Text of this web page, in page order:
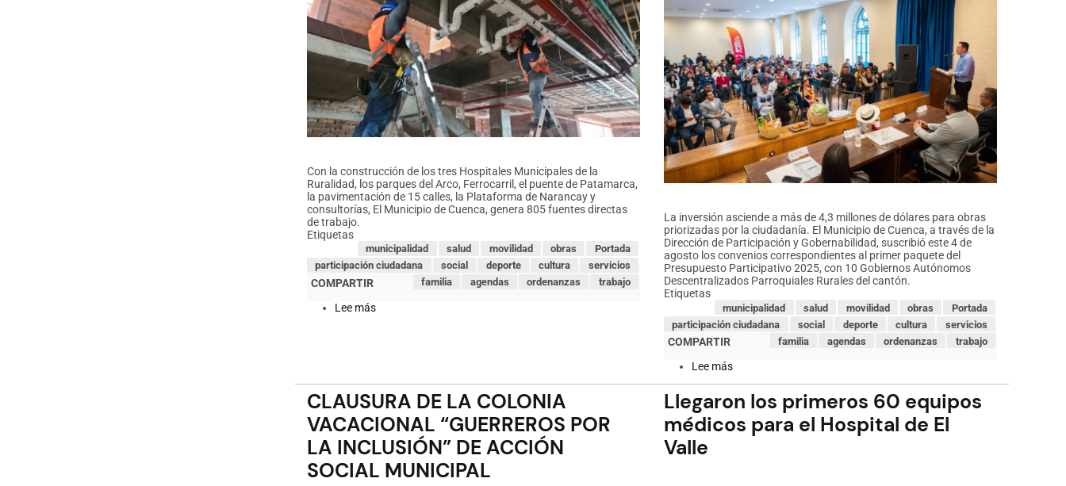
el
feriado
del
10
de
Agosto
Con la construcción de los tres Hospitales Municipales de la
Ruralidad, los parques del Arco, Ferrocarril, el puente de Patamarca,
la pavimentación de 15 calles, la Plataforma de Narancay y
consultorías, El Municipio de Cuenca, genera 805 fuentes directas
de trabajo.
Etiquetas
Portada
obras
movilidad
salud
municipalidad
servicios
cultura
deporte
social
participación ciudadana
trabajo
ordenanzas
agendas
familia
Lee más
de
obras
que
construye
el
Municipio
Cuenca
La inversión asciende a más de 4,3 millones de dólares para obras
priorizadas por la ciudadanía. El Municipio de Cuenca, a través de la
Dirección de Participación y Gobernabilidad, suscribió este 4 de
agosto los convenios correspondientes al primer paquete del
Presupuesto Participativo 2025, con 10 Gobiernos Autónomos
Descentralizados Parroquiales Rurales del cantón.
Etiquetas
Portada
obras
movilidad
salud
municipalidad
servicios
cultura
deporte
social
participación ciudadana
trabajo
ordenanzas
agendas
familia
Lee más
Cuenca
convenios
CLAUSURA DE LA COLONIA
VACACIONAL “GUERREROS POR
LA INCLUSIÓN” DE ACCIÓN
SOCIAL MUNICIPAL
Llegaron los primeros 60 equipos
médicos para el Hospital de El
Valle